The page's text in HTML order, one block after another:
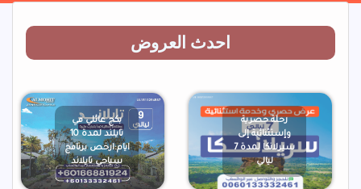
احدث العروض
رحلة حصرية
وإستثنائية إلى
سيرلانكا لمدة 7
ليالي
بكج عائلي في
تايلند لمدة 10
ايام:ارخص برنامج
سياحي تايلاند